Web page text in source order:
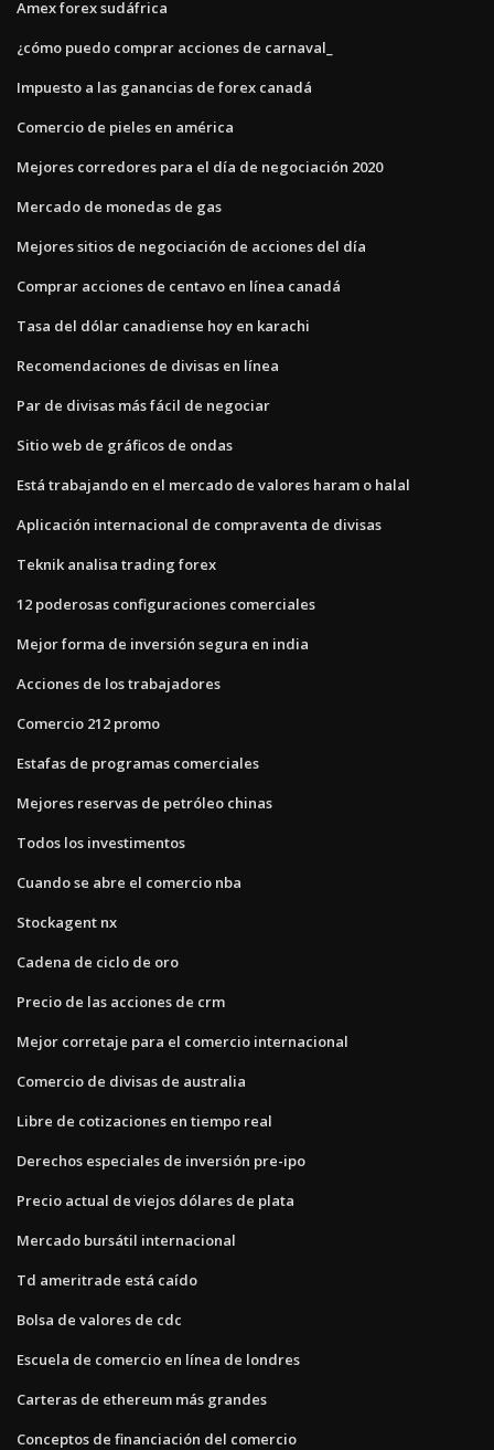
Amex forex sudáfrica
¿cómo puedo comprar acciones de carnaval_
Impuesto a las ganancias de forex canadá
Comercio de pieles en américa
Mejores corredores para el día de negociación 2020
Mercado de monedas de gas
Mejores sitios de negociación de acciones del día
Comprar acciones de centavo en línea canadá
Tasa del dólar canadiense hoy en karachi
Recomendaciones de divisas en línea
Par de divisas más fácil de negociar
Sitio web de gráficos de ondas
Está trabajando en el mercado de valores haram o halal
Aplicación internacional de compraventa de divisas
Teknik analisa trading forex
12 poderosas configuraciones comerciales
Mejor forma de inversión segura en india
Acciones de los trabajadores
Comercio 212 promo
Estafas de programas comerciales
Mejores reservas de petróleo chinas
Todos los investimentos
Cuando se abre el comercio nba
Stockagent nx
Cadena de ciclo de oro
Precio de las acciones de crm
Mejor corretaje para el comercio internacional
Comercio de divisas de australia
Libre de cotizaciones en tiempo real
Derechos especiales de inversión pre-ipo
Precio actual de viejos dólares de plata
Mercado bursátil internacional
Td ameritrade está caído
Bolsa de valores de cdc
Escuela de comercio en línea de londres
Carteras de ethereum más grandes
Conceptos de financiación del comercio